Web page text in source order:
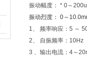
振动幅度： * 0～
振动烈度： 0～
1、 频率响应：5 ～
2、 自振频率：10Hz
3 、输出电流：4～